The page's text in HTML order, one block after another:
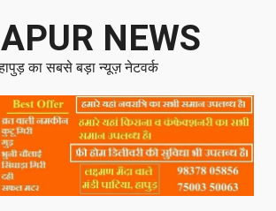
NEWS
का सबसे बड़ा न्यूज़ नेटवर्क